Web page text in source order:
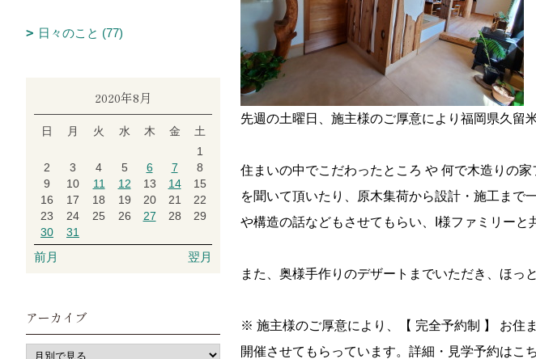
先週の土曜日、施主様のご厚意により福岡県久留
住まいの中でこだわったところ や 何で木造りの
を聞いて頂いたり、原木集荷から設計・施工まで
や構造の話などもさせてもらい、I様ファミリーと
また、奥様手作りのデザートまでいただき、ほっ
※ 施主様のご厚意により、【 完全予約制 】 お住
開催させてもらっています。詳細・見学予約はこ
日々のこと (77)
2020年8月
日 月 火 水 木 金
土
1
2
3 4 5 6 7
8
9
10 11 12 13 14
15
16
17 18 19 20 21
22
23
24 25 26 27 28
29
30
31
前月 翌月
アーカイブ